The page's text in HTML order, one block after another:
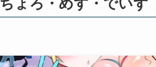
ちょろ・めす・でいず